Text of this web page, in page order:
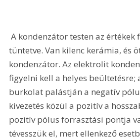
A kondenzátor testen az értékek fel vannak
tüntetve. Van kilenc kerámia, és
kondenzátor. Az elektrolit
figyelni kell a helyes beültetésre;
burkolat palástján a negatív
kivezetés közül a pozitív a
pozitív pólus forrasztási pontja
tévesszük el, mert ellenkező